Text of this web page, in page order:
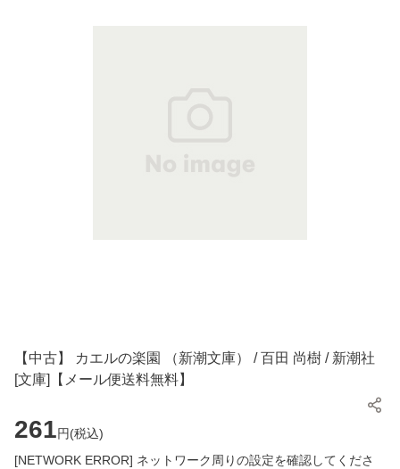
【中古】 カエルの楽園 （新潮文庫） / 百田 尚樹 / 新潮社
[文庫]【メール便送料無料】
261円(税込)
[NETWORK ERROR] ネットワーク周りの設定を確認してくださ